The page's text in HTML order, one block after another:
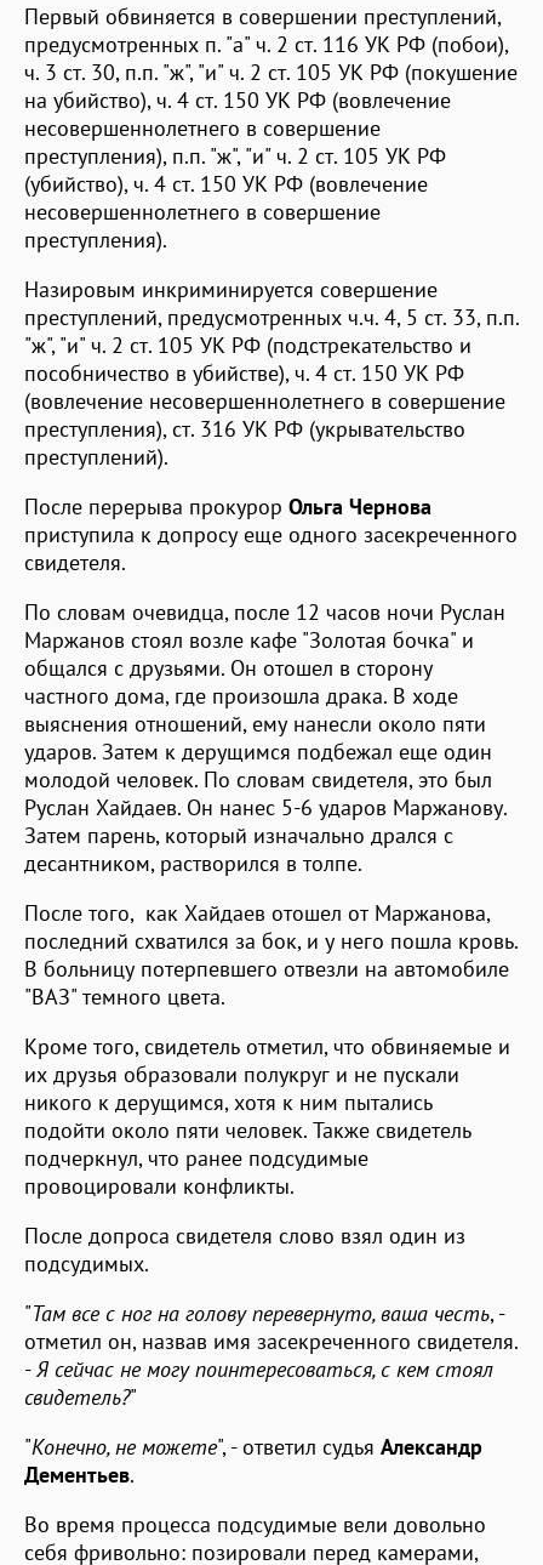
Первый обвиняется в совершении преступлений,
предусмотренных п. "а" ч. 2 ст. 116 УК РФ (побои),
ч. 3 ст. 30, п.п. "ж", "и" ч. 2 ст. 105 УК РФ (покушение
на убийство), ч. 4 ст. 150 УК РФ (вовлечение
несовершеннолетнего в совершение
преступления), п.п. "ж", "и" ч. 2 ст. 105 УК РФ
(убийство), ч. 4 ст. 150 УК РФ (вовлечение
несовершеннолетнего в совершение
преступления).
Назировым инкриминируется совершение
преступлений, предусмотренных ч.ч. 4, 5 ст. 33, п.п.
"ж", "и" ч. 2 ст. 105 УК РФ (подстрекательство и
пособничество в убийстве), ч. 4 ст. 150 УК РФ
(вовлечение несовершеннолетнего в совершение
преступления), ст. 316 УК РФ (укрывательство
преступлений).
После перерыва прокурор Ольга Чернова
приступила к допросу еще одного засекреченного
свидетеля.
По словам очевидца, после 12 часов ночи Руслан
Маржанов стоял возле кафе "Золотая бочка" и
общался с друзьями. Он отошел в сторону
частного дома, где произошла драка. В ходе
выяснения отношений, ему нанесли около пяти
ударов. Затем к дерущимся подбежал еще один
молодой человек. По словам свидетеля, это был
Руслан Хайдаев. Он нанес 5-6 ударов Маржанову.
Затем парень, который изначально дрался с
десантником, растворился в толпе.
После того, как Хайдаев отошел от Маржанова,
последний схватился за бок, и у него пошла кровь.
В больницу потерпевшего отвезли на автомобиле
"ВАЗ" темного цвета.
Кроме того, свидетель отметил, что обвиняемые и
их друзья образовали полукруг и не пускали
никого к дерущимся, хотя к ним пытались
подойти около пяти человек. Также свидетель
подчеркнул, что ранее подсудимые
провоцировали конфликты.
После допроса свидетеля слово взял один из
подсудимых.
"Там все с ног на голову перевернуто, ваша честь, -
отметил он, назвав имя засекреченного свидетеля.
-Я сейчас не могу поинтересоваться, с кем стоял
свидетель?"
"Конечно, не можете", - ответил судья Александр
Дементьев.
Во время процесса подсудимые вели довольно
себя фривольно: позировали перед камерами,